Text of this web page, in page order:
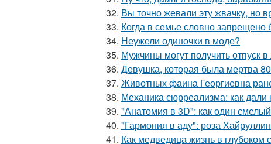
32. Вы точно жевали эту жвачку, но
33. Когда в семье словно запрещено
34. Неужели одиночки в моде?
35. Мужчины могут получить отпуск
36. Девушка, которая была мертва
37. Животных фаина Георгиевна
38. Механика сюрреализма: как дали
39. "Анатомия в 3D": как один
40. "Гармония в аду": роза
41. Как медведица жизнь в глубоком